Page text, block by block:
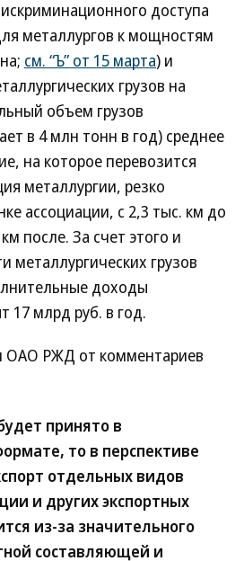
доступа
металлургов к мощностям
см. “Ъ” от 15 марта) и
грузов на
объем грузов
в 4 млн тонн в год) среднее
на которое перевозится
металлургии, резко
ассоциации, с 2,3 тыс. км до
после. За счет этого и
металлургических грузов
доходы
17 млрд руб. в год.
ОАО РЖД от комментариев
принято в
то в перспективе
отдельных видов
и других экспортных
из-за значительного
составляющей и